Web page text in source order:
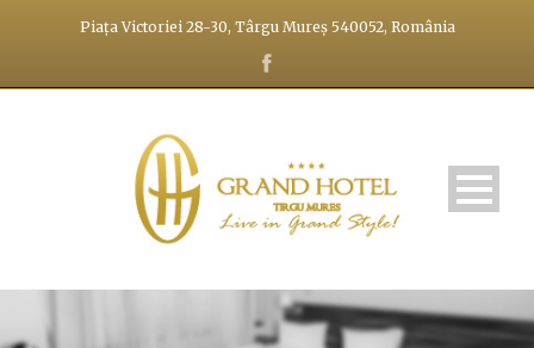
Piața Victoriei 28-30, Târgu Mureș 540052, România